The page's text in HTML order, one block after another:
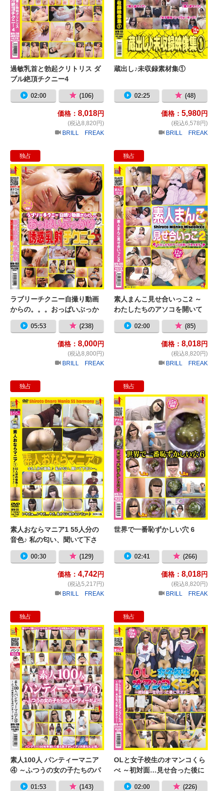
過敏乳首と勃起クリトリス ダ
ブル絶頂チクニー4
02:00 (106)
価格： 8,018円
(税込8,820円)
BRILL FREAK
蔵出し♪未収録素材集①
02:25 (48)
価格： 5,980円
(税込6,578円)
BRILL FREAK
独占
ラブリーチクニー自撮り動画から
ラブリーチクニー自撮り動画
からの。。。おっぱいぶっか
け誘惑乳射チクニー
05:53 (238)
価格： 8,000円
(税込8,800円)
BRILL FREAK
独占
素
素人まんこ見せ合いっこ2 ～
わたしたちのアソコを開いて
見せます～
02:00 (85)
価格： 8,018円
(税込8,820円)
BRILL FREAK
独占
素人おならマニア1 55人分の音色♪
素人おならマニア1 55人分の
音色♪ 私の匂い、聞いて下さ
い…。
00:30 (129)
価格： 4,742円
(税込5,217円)
BRILL FREAK
独占
世
世界で一番恥ずかしい穴 6
02:41 (266)
価格： 8,018円
(税込8,820円)
BRILL FREAK
独占
素人100人 パンティーマニア④ ～
素人100人 パンティーマニア
④ ～ふつうの女の子たちのパ
ンティーだよ～
01:53 (143)
独占
OLと女子校生のオマンコくら
べ ～初対面…見せ合った後に
Wオナニー～
02:00 (226)